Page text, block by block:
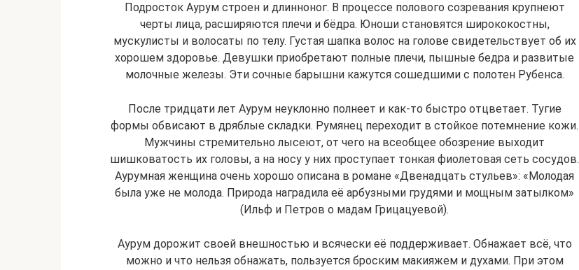
Подросток Аурум строен и длинноног. В процессе полового созревания крупнеют
черты лица, расширяются плечи и бёдра. Юноши становятся ширококостны,
мускулисты и волосаты по телу. Густая шапка волос на голове свидетельствует об их
хорошем здоровье. Девушки приобретают полные плечи, пышные бедра и развитые
молочные железы. Эти сочные барышни кажутся сошедшими с полотен Рубенса.
После тридцати лет Аурум неуклонно полнеет и как-то быстро отцветает. Тугие
формы обвисают в дряблые складки. Румянец переходит в стойкое потемнение кожи.
Мужчины стремительно лысеют, от чего на всеобщее обозрение выходит
шишковатость их головы, а на носу у них проступает тонкая фиолетовая сеть сосудов.
Аурумная женщина очень хорошо описана в романе «Двенадцать стульев»: «Молодая
была уже не молода. Природа наградила её арбузными грудями и мощным затылком»
(Ильф и Петров о мадам Грицацуевой).
Аурум дорожит своей внешностью и всячески её поддерживает. Обнажает всё, что
можно и что нельзя обнажать, пользуется броским макияжем и духами. При этом